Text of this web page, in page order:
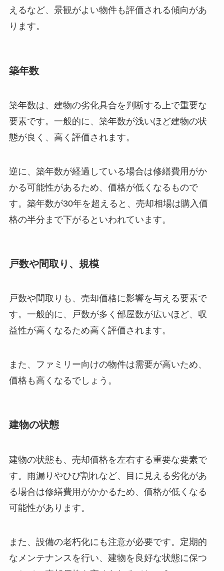
えるなど、景観がよい物件も評価される傾向があ
ります。
築年数
築年数は、建物の劣化具合を判断する上で重要な
要素です。一般的に、築年数が浅いほど建物の状
態が良く、高く評価されます。
逆に、築年数が経過している場合は修繕費用がか
かる可能性があるため、価格が低くなるもので
す。築年数が30年を超えると、売却相場は購入価
格の半分まで下がるといわれています。
戸数や間取り、規模
戸数や間取りも、売却価格に影響を与える要素で
す。一般的に、戸数が多く部屋数が広いほど、収
益性が高くなるため高く評価されます。
また、ファミリー向けの物件は需要が高いため、
価格も高くなるでしょう。
建物の状態
建物の状態も、売却価格を左右する重要な要素で
す。雨漏りやひび割れなど、目に見える劣化があ
る場合は修繕費用がかかるため、価格が低くなる
可能性があります。
また、設備の老朽化にも注意が必要です。定期的
なメンテナンスを行い、建物を良好な状態に保つ